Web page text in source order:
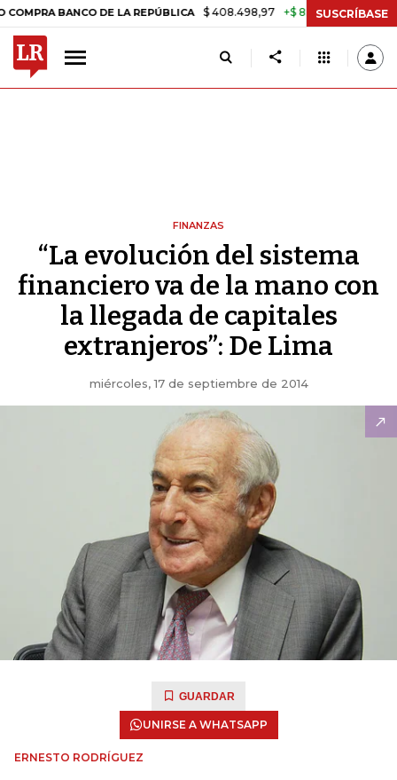
BANCO DE LA REPÚBLICA $ 408.498,97 +$ 8.753,81 +2,19% TASA
SUSCRÍBASE
FINANZAS
“La evolución del sistema
financiero va de la mano con
la llegada de capitales
extranjeros”: De Lima
miércoles, 17 de septiembre de 2014
GUARDAR
UNIRSE A WHATSAPP
ERNESTO RODRÍGUEZ